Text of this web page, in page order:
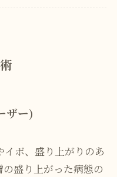
ザー)
ボ、盛り上がりのあ
盛り上がった病態の